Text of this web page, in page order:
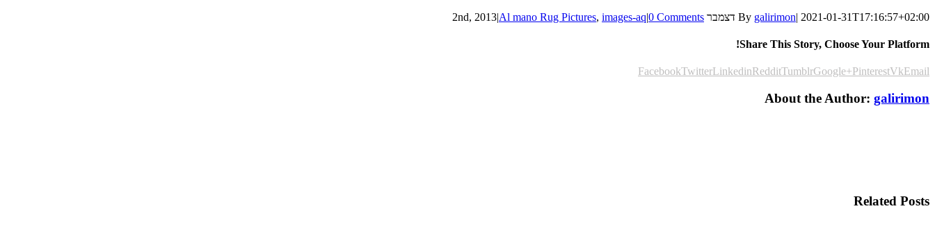
By galirimon| 2021-01-31T17:16:57+02:00 דצמבר 2nd, 2013 |Al mano Rug Pictures, images-aq|0 Comments
Share This Story, Choose Your Platform!
FacebookTwitterLinkedinRedditTumblrGoogle+PinterestVkEmail
About the Author: galirimon
Related Posts